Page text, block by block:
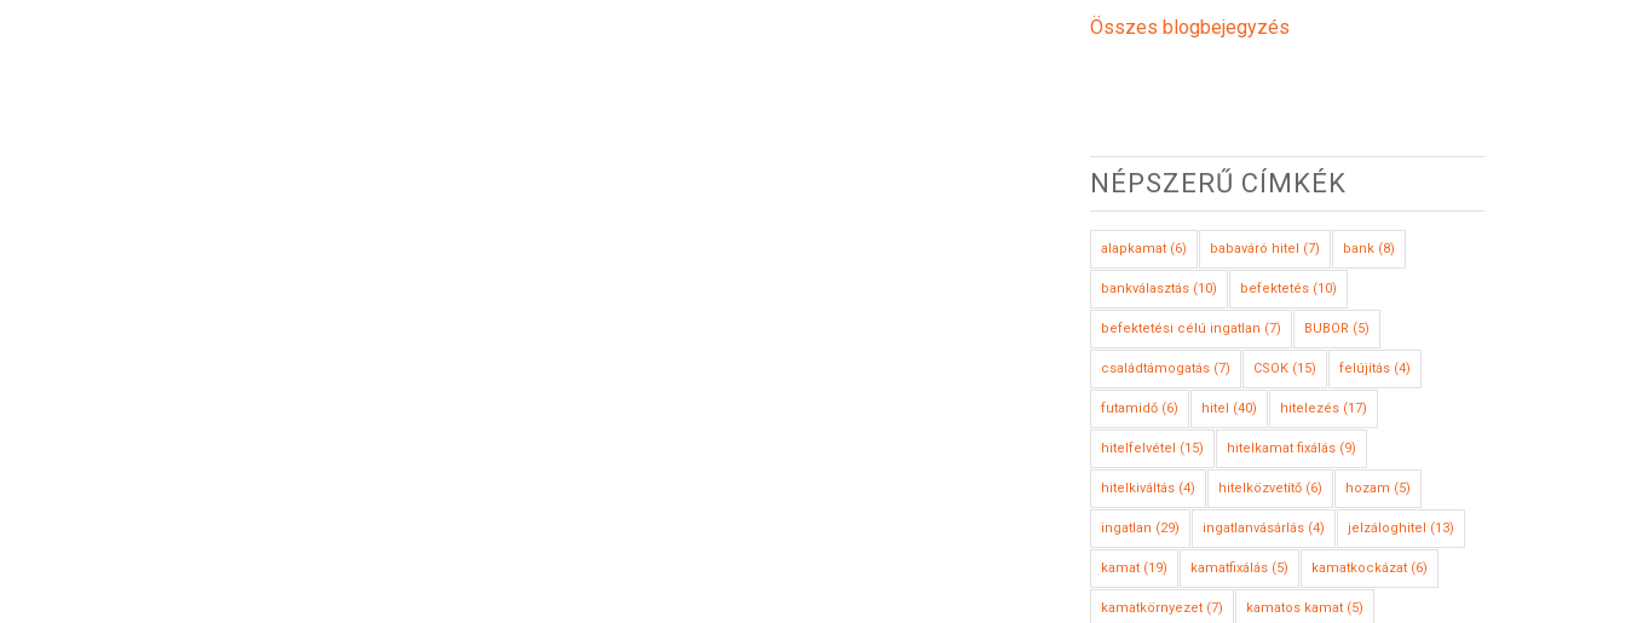
Összes blogbejegyzés
NÉPSZERŰ CÍMKÉK
alapkamat (6) babaváró hitel (7) bank (8)
bankválasztás (10) befektetés (10)
befektetési célú ingatlan (7) BUBOR (5)
családtámogatás (7) CSOK (15) felújítás (4)
futamidő (6) hitel (40) hitelezés (17)
hitelfelvétel (15) hitelkamat fixálás (9)
hitelkiváltás (4) hitelközvetítő (6) hozam (5)
ingatlan (29) ingatlanvásárlás (4) jelzáloghitel (13)
kamat (19) kamatfixálás (5) kamatkockázat (6)
kamatkörnyezet (7) kamatos kamat (5)